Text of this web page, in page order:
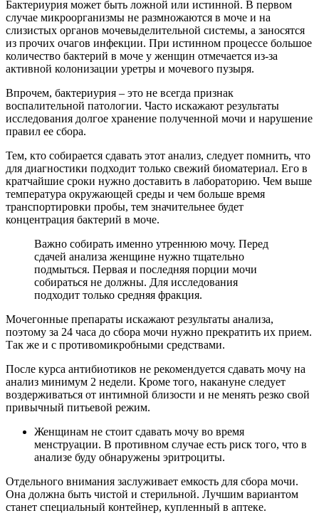
Бактериурия может быть ложной или истинной. В первом
случае микроорганизмы не размножаются в моче и на
слизистых органов мочевыделительной системы, а заносятся
из прочих очагов инфекции. При истинном процессе большое
количество бактерий в моче у женщин отмечается из-за
активной колонизации уретры и мочевого пузыря.
Впрочем, бактериурия – это не всегда признак
воспалительной патологии. Часто искажают результаты
исследования долгое хранение полученной мочи и нарушение
правил ее сбора.
Тем, кто собирается сдавать этот анализ, следует помнить, что
для диагностики подходит только свежий биоматериал. Его в
кратчайшие сроки нужно доставить в лабораторию. Чем выше
температура окружающей среды и чем больше время
транспортировки пробы, тем значительнее будет
концентрация бактерий в моче.
Важно собирать именно утреннюю мочу. Перед
сдачей анализа женщине нужно тщательно
подмыться. Первая и последняя порции мочи
собираться не должны. Для исследования
подходит только средняя фракция.
Мочегонные препараты искажают результаты анализа,
поэтому за 24 часа до сбора мочи нужно прекратить их прием.
Так же и с противомикробными средствами.
После курса антибиотиков не рекомендуется сдавать мочу на
анализ минимум 2 недели. Кроме того, накануне следует
воздерживаться от интимной близости и не менять резко свой
привычный питьевой режим.
Женщинам не стоит сдавать мочу во время
менструации. В противном случае есть риск того, что в
анализе буду обнаружены эритроциты.
Отдельного внимания заслуживает емкость для сбора мочи.
Она должна быть чистой и стерильной. Лучшим вариантом
станет специальный контейнер, купленный в аптеке.